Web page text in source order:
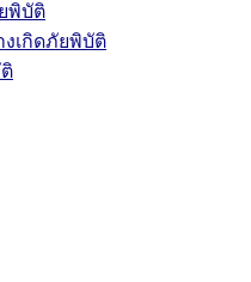
พิบัติ
งเกิดภัยพิบัติ